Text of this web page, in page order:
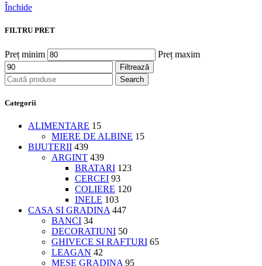
Închide
FILTRU PRET
Preț minim Preț maxim
Filtrează
Search
Categorii
ALIMENTARE 15
MIERE DE ALBINE 15
BIJUTERII 439
ARGINT 439
BRATARI 123
CERCEI 93
COLIERE 120
INELE 103
CASA SI GRADINA 447
BANCI 34
DECORATIUNI 50
GHIVECE SI RAFTURI 65
LEAGAN 42
MESE GRADINA 95